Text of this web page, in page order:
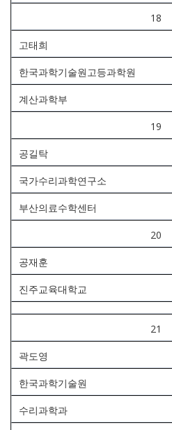
18
고태희
한국과학기술원고등과학원
계산과학부
19
공길탁
국가수리과학연구소
부산의료수학센터
20
공재훈
진주교육대학교
21
곽도영
한국과학기술원
수리과학과